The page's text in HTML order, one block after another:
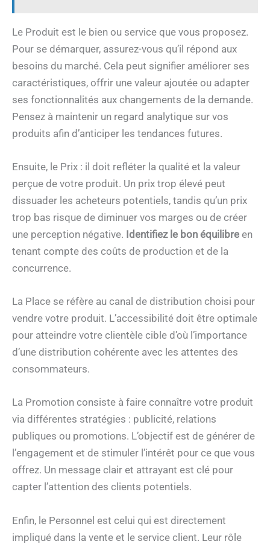
Le Produit est le bien ou service que vous proposez.
Pour se démarquer, assurez-vous qu’il répond aux
besoins du marché. Cela peut signifier améliorer ses
caractéristiques, offrir une valeur ajoutée ou adapter
ses fonctionnalités aux changements de la demande.
Pensez à maintenir un regard analytique sur vos
produits afin d’anticiper les tendances futures.
Ensuite, le Prix : il doit refléter la qualité et la valeur
perçue de votre produit. Un prix trop élevé peut
dissuader les acheteurs potentiels, tandis qu’un prix
trop bas risque de diminuer vos marges ou de créer
une perception négative. Identifiez le bon équilibre en
tenant compte des coûts de production et de la
concurrence.
La Place se réfère au canal de distribution choisi pour
vendre votre produit. L’accessibilité doit être optimale
pour atteindre votre clientèle cible d’où l’importance
d’une distribution cohérente avec les attentes des
consommateurs.
La Promotion consiste à faire connaître votre produit
via différentes stratégies : publicité, relations
publiques ou promotions. L’objectif est de générer de
l’engagement et de stimuler l’intérêt pour ce que vous
offrez. Un message clair et attrayant est clé pour
capter l’attention des clients potentiels.
Enfin, le Personnel est celui qui est directement
impliqué dans la vente et le service client. Leur rôle